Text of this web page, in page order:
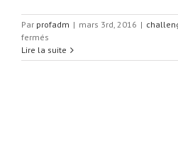
Par profadm | mars 3rd, 2016 |
fermés
Moway,
maquette
Lire la suite